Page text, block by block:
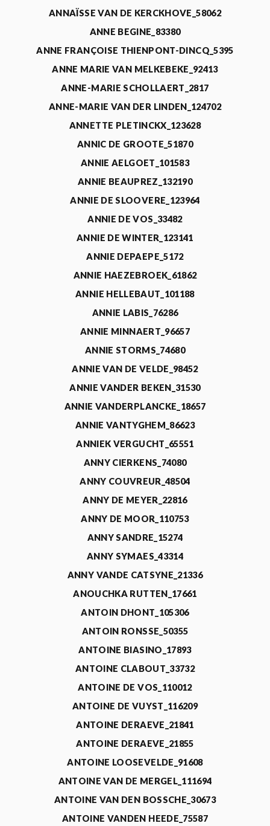
ANNAÏSSE VAN DE KERCKHOVE_58062
ANNE BEGINE_83380
ANNE FRANÇOISE THIENPONT-DINCQ_5395
ANNE MARIE VAN MELKEBEKE_92413
ANNE-MARIE SCHOLLAERT_2817
ANNE-MARIE VAN DER LINDEN_124702
ANNETTE PLETINCKX_123628
ANNIC DE GROOTE_51870
ANNIE AELGOET_101583
ANNIE BEAUPREZ_132190
ANNIE DE SLOOVERE_123964
ANNIE DE VOS_33482
ANNIE DE WINTER_123141
ANNIE DEPAEPE_5172
ANNIE HAEZEBROEK_61862
ANNIE HELLEBAUT_101188
ANNIE LABIS_76286
ANNIE MINNAERT_96657
ANNIE STORMS_74680
ANNIE VAN DE VELDE_98452
ANNIE VANDER BEKEN_31530
ANNIE VANDERPLANCKE_18657
ANNIE VANTYGHEM_86623
ANNIEK VERGUCHT_65551
ANNY CIERKENS_74080
ANNY COUVREUR_48504
ANNY DE MEYER_22816
ANNY DE MOOR_110753
ANNY SANDRE_15274
ANNY SYMAES_43314
ANNY VANDE CATSYNE_21336
ANOUCHKA RUTTEN_17661
ANTOIN DHONT_105306
ANTOIN RONSSE_50355
ANTOINE BIASINO_17893
ANTOINE CLABOUT_33732
ANTOINE DE VOS_110012
ANTOINE DE VUYST_116209
ANTOINE DERAEVE_21841
ANTOINE DERAEVE_21855
ANTOINE LOOSEVELDE_91608
ANTOINE VAN DE MERGEL_111694
ANTOINE VAN DEN BOSSCHE_30673
ANTOINE VANDEN HEEDE_75587